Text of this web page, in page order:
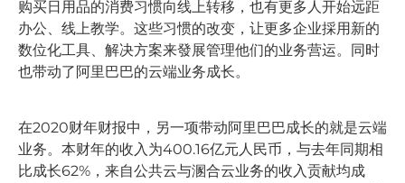
购买日用品的消费习惯向线上转移，也有更多人开始远距
办公、线上教学。这些习惯的改变，让更多企业採用新的
数位化工具、解决方案来發展管理他们的业务营运。同时
也带动了阿里巴巴的云端业务成长。
在2020财年财报中，另一项带动阿里巴巴成长的就是云端
业务。本财年的收入为400.16亿元人民币，与去年同期相
比成长62%，来自公共云与溷合云业务的收入贡献均成